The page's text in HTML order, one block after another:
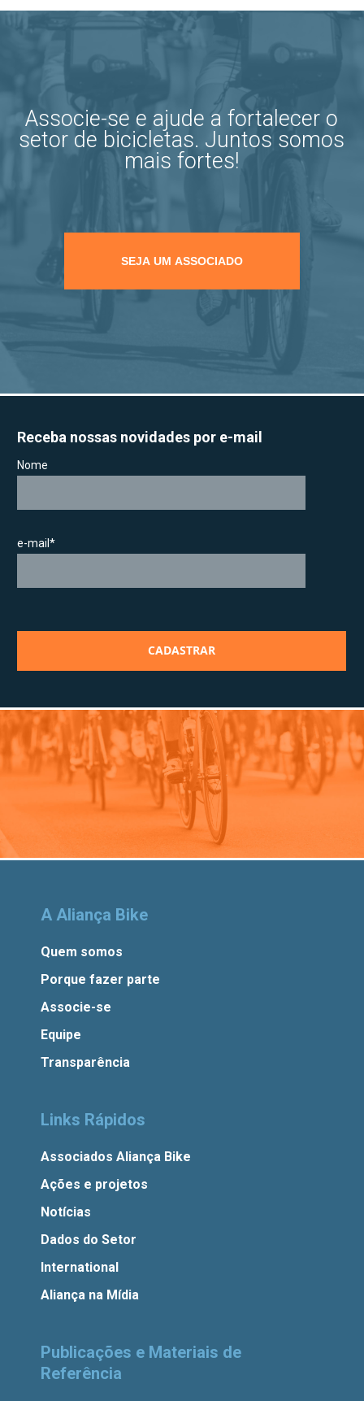
Associe-se e ajude a fortalecer o
setor de bicicletas. Juntos somos
mais fortes!
SEJA UM ASSOCIADO
Receba nossas novidades por e-mail
Nome
e-mail*
A Aliança Bike
Quem somos
Porque fazer parte
Associe-se
Equipe
Transparência
Links Rápidos
Associados Aliança Bike
Ações e projetos
Notícias
Dados do Setor
International
Aliança na Mídia
Publicações e Materiais de
Referência